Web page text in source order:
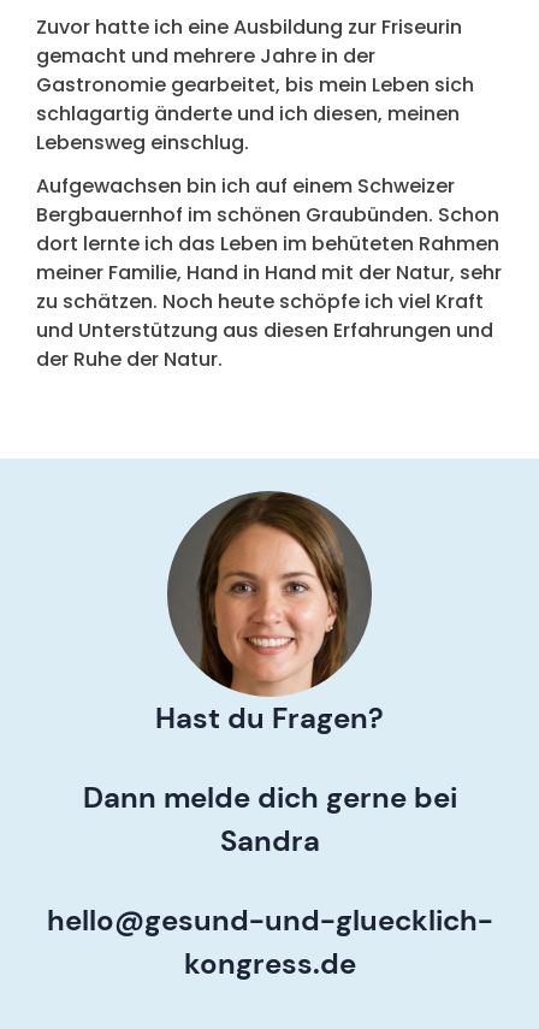
Zuvor hatte ich eine Ausbildung zur Friseurin
gemacht und mehrere Jahre in der
Gastronomie gearbeitet, bis mein Leben sich
schlagartig änderte und ich diesen, meinen
Lebensweg einschlug.
Aufgewachsen bin ich auf einem Schweizer
Bergbauernhof im schönen Graubünden. Schon
dort lernte ich das Leben im behüteten Rahmen
meiner Familie, Hand in Hand mit der Natur, sehr
zu schätzen. Noch heute schöpfe ich viel Kraft
und Unterstützung aus diesen Erfahrungen und
der Ruhe der Natur.
Hast du Fragen?
Dann melde dich gerne bei
Sandra
hello@gesund-und-gluecklich-
kongress.de